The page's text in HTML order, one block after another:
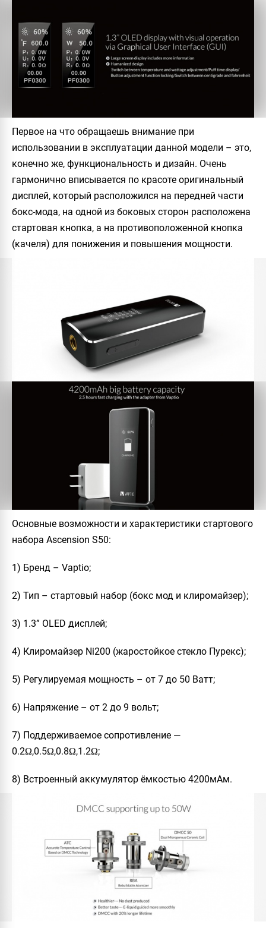
Первое на что обращаешь внимание при
использовании в эксплуатации данной модели – это,
конечно же, функциональность и дизайн. Очень
гармонично вписывается по красоте оригинальный
дисплей, который расположился на передней части
бокс-мода, на одной из боковых сторон расположена
стартовая кнопка, а на противоположенной кнопка
(качеля) для понижения и повышения мощности.
Основные возможности и характеристики стартового
набора Ascension S50:
1) Бренд – Vaptio;
2) Тип – стартовый набор (бокс мод и клиромайзер);
3) 1.3” OLED дисплей;
4) Клиромайзер Ni200 (жаростойкое стекло Пурекс);
5) Регулируемая мощность – от 7 до 50 Ватт;
6) Напряжение – от 2 до 9 вольт;
7) Поддерживаемое сопротивление —
0.2Ω,0.5Ω,0.8Ω,1.2Ω;
8) Встроенный аккумулятор ёмкостью 4200мАм.